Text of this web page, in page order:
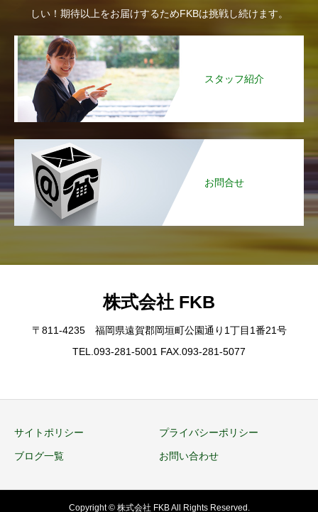
しい！期待以上をお届けするためFKBは挑戦し続けます。
スタッフ紹介
お問合せ
株式会社 FKB
〒811-4235 福岡県遠賀郡岡垣町公園通り1丁目1番21号
TEL.093-281-5001 FAX.093-281-5077
サイトポリシー プライバシーポリシー
ブログ一覧 お問い合わせ
Copyright © 株式会社 FKB All Rights Reserved.